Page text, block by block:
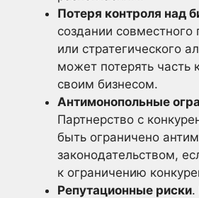
Потеря контроля над
создании совместного
или стратегического
может потерять часть
своим бизнесом.
Антимонопольные
Партнерство с
быть ограничено
законодательством,
к ограничению
Репутационные риски.